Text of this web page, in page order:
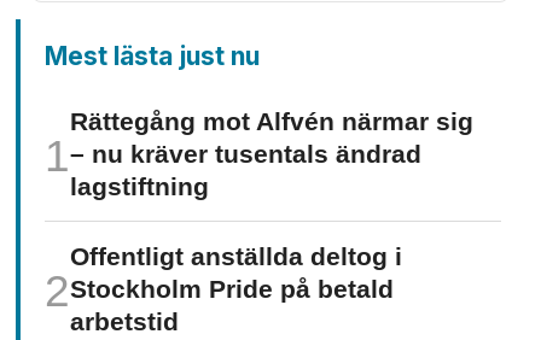
Mest lästa just nu
Rättegång mot Alfvén närmar sig
– nu kräver tusentals ändrad
lagstiftning
Offentligt anställda deltog i
Stockholm Pride på betald
arbetstid